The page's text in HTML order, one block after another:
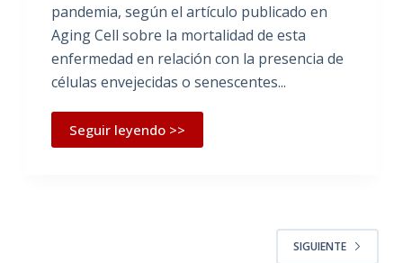
pandemia, según el artículo publicado en
Aging Cell sobre la mortalidad de esta
enfermedad en relación con la presencia de
células envejecidas o senescentes...
Seguir leyendo >>
SIGUIENTE